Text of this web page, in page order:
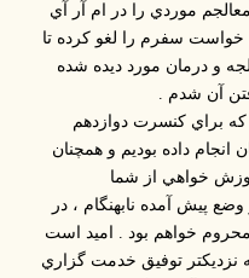
١٣٩٤ پزشك معالجم موردي را در ام آر آي
خواست سفرم را لغو كرده تا
بمعالجه و درمان مورد ديده شده
آن شدم .
كه براي كنسرت دوازدهم
ارمنستان انجام داده بوديم و همچنان
پوزش خواهي از شما
پيش آمده نابهنگام ، در
محروم خواهم بود . اميد است
نزديكتر توفيق خدمت گزاري